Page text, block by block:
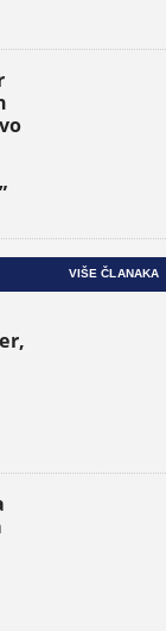
VIŠE ČLANAKA